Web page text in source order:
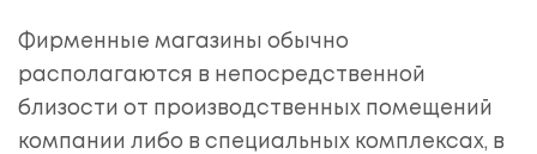
Фирменные магазины обычно
располагаются в непосредственной
близости от производственных помещений
компании либо в специальных комплексах, в